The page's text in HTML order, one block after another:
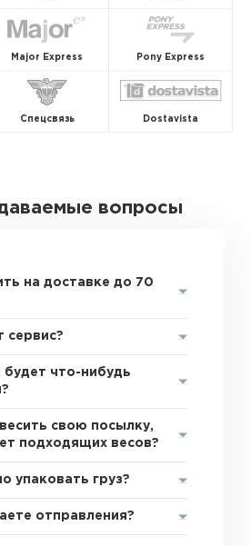
Major Express Pony Express
Спецсвязь Dostavista
вопросы
на доставке до 70
сервис?
будет что-нибудь
свою посылку,
подходящих весов?
упаковать груз?
отправления?